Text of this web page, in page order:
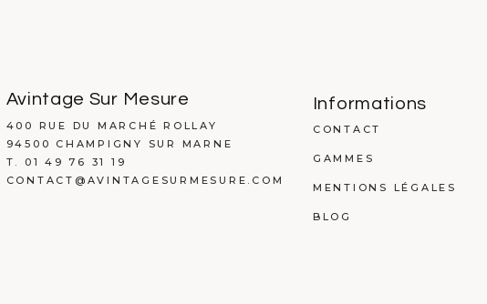
Avintage Sur Mesure
400 RUE DU MARCHÉ ROLLAY
94500 CHAMPIGNY SUR MARNE
T. 01 49 76 31 19
CONTACT@AVINTAGESURMESURE.COM
Informations
CONTACT
GAMMES
MENTIONS LÉGALES
BLOG